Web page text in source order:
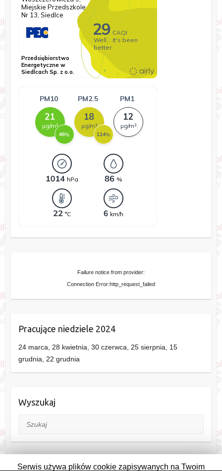
Failure notice from provider:
Connection Error:http_request_failed
Pracujące niedziele 2024
24 marca, 28 kwietnia, 30 czerwca, 25 sierpnia, 15
grudnia, 22 grudnia
Wyszukaj
Szukaj
Serwis używa plików cookie zapisywanych na Twoim